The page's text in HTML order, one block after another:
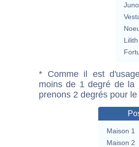
Lilith
* Comme il est
moins de 1 degré de la
prenons 2 degrés pour
Maison 1
Maison 2